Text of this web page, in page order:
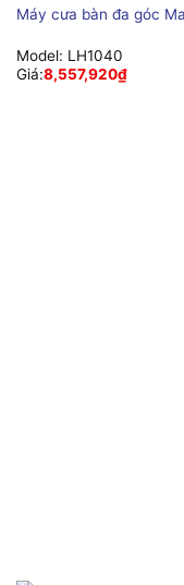
Máy cưa bàn đa góc
Model: LH1040
Giá:8,557,920₫